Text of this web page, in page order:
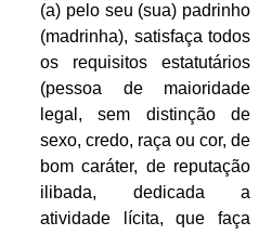
(a) pelo seu (sua) padrinho
(madrinha), satisfaça todos
os requisitos estatutários
(pessoa de maioridade
legal, sem distinção de
sexo, credo, raça ou cor, de
bom caráter, de reputação
ilibada, dedicada a
atividade lícita, que faça